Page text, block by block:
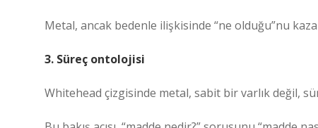
Metal, ancak bedenle ilişkisinde “ne olduğu”nu
3. Süreç ontolojisi
Whitehead çizgisinde metal, sabit bir varlık değil,